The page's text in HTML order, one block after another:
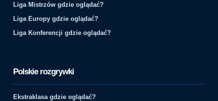
Liga Mistrzów gdzie oglądać?
Liga Europy gdzie oglądać?
Liga Konferencji gdzie oglądać?
Polskie rozgrywki
Ekstraklasa gdzie oglądać?